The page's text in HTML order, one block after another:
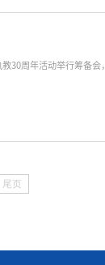
30周年活动举行筹备会
尾页